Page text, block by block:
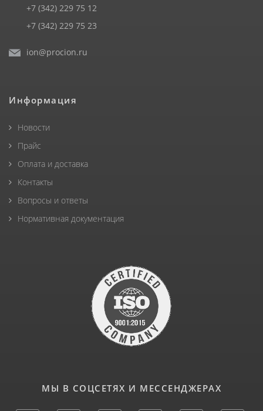
+7 (342) 229 75 12
+7 (342) 229 75 23
ion@procion.ru
Информация
Новости
Прайс
Оплата и доставка
Контакты
Вопросы и ответы
Нормативная документация
МЫ В СОЦСЕТЯХ И МЕССЕНДЖЕРАХ